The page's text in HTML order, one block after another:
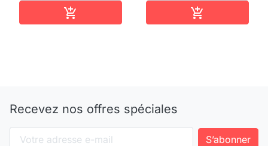
 
Recevez nos offres spéciales